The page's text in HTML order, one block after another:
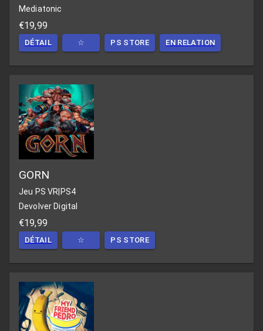
Mediatonic
€19,99
DÉTAIL ☆ PS STORE EN RELATION
GORN
Jeu PS VR PS4
Devolver Digital
€19,99
DÉTAIL ☆ PS STORE